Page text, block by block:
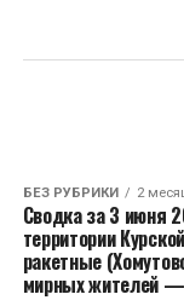
БЕЗ РУБРИКИ 2
Сводка за 3 июня
территории
ракетные
мирных жителей